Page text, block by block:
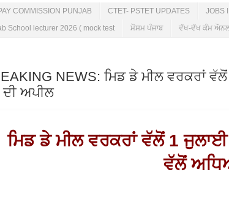
COMMISSION PUNJAB CTET- PSTET UPDATES JOBS
School lecturer 2026 ( mock test ਮੌਸਮ ਪੰਜਾਬ ਵੱਖ-ਵੱਖ ਕੰਮ
NEWS: ਮਿਡ ਡੇ ਮੀਲ ਵਰਕਰਾਂ
ਅਪੀਲ
ਮਿਡ ਡੇ ਮੀਲ ਵਰਕਰਾਂ ਵੱਲੋਂ 1 ਜੁਲਾਈ
ਵੱਲੋਂ